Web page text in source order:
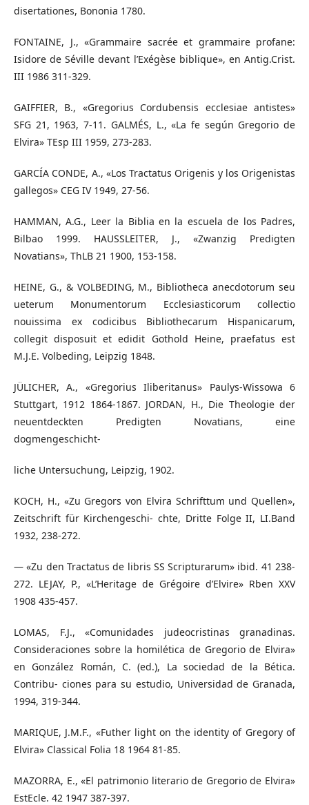
disertationes, Bononia 1780.
FONTAINE, J., «Grammaire sacrée et grammaire profane:
Isidore de Séville devant l’Exégèse biblique», en Antig.Crist.
III 1986 311-329.
GAIFFIER, B., «Gregorius Cordubensis ecclesiae antistes»
SFG 21, 1963, 7-11. GALMÉS, L., «La fe según Gregorio de
Elvira» TEsp III 1959, 273-283.
GARCÍA CONDE, A., «Los Tractatus Origenis y los Origenistas
gallegos» CEG IV 1949, 27-56.
HAMMAN, A.G., Leer la Biblia en la escuela de los Padres,
Bilbao 1999. HAUSSLEITER, J., «Zwanzig Predigten
Novatians», ThLB 21 1900, 153-158.
HEINE, G., & VOLBEDING, M., Bibliotheca anecdotorum seu
ueterum Monumentorum Ecclesiasticorum collectio
nouissima ex codicibus Bibliothecarum Hispanicarum,
collegit disposuit et edidit Gothold Heine, praefatus est
M.J.E. Volbeding, Leipzig 1848.
JÜLICHER, A., «Gregorius Iliberitanus» Paulys-Wissowa 6
Stuttgart, 1912 1864-1867. JORDAN, H., Die Theologie der
neuentdeckten Predigten Novatians, eine
dogmengeschicht-
liche Untersuchung, Leipzig, 1902.
KOCH, H., «Zu Gregors von Elvira Schrifttum und Quellen»,
Zeitschrift für Kirchengeschi- chte, Dritte Folge II, LI.Band
1932, 238-272.
— «Zu den Tractatus de libris SS Scripturarum» ibid. 41 238-
272. LEJAY, P., «L’Heritage de Grégoire d’Elvire» Rben XXV
1908 435-457.
LOMAS, F.J., «Comunidades judeocristinas granadinas.
Consideraciones sobre la homilética de Gregorio de Elvira»
en González Román, C. (ed.), La sociedad de la Bética.
Contribu- ciones para su estudio, Universidad de Granada,
1994, 319-344.
MARIQUE, J.M.F., «Futher light on the identity of Gregory of
Elvira» Classical Folia 18 1964 81-85.
MAZORRA, E., «El patrimonio literario de Gregorio de Elvira»
EstEcle. 42 1947 387-397.